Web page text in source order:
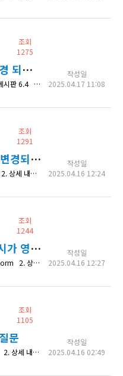
조회
1275
갑자기 게시판이 영문으로 변경 되었어요
1. 정확한 제품 또는 플러그인 이름 Kboard 게시판 6.4 2. 상세 내용 한글표기로 잘 운영되던 kBoard 게시판이 영문으로 변경되었어요. 워드프레스는 이미 한글로 설정되어 있습니다. 어떤 해결책이 있을까요? 게시판 버젼이 6.4에서 6.6으로 변경 가능하던데요... 변경하면 해결 될까요? 변경해야 한다면, "6.6 설치 / 스킨 유지하고 6.6 설치" 두가지가 있던데, 어떤 것으로 선택해야 할까요?
작성일
2025.04.17 11:08
조회
1291
ask-one Kboard 영문으로 변경되었는데, 한글로 바꿀수 있을까요?
1. 정확한 제품 또는 플러그인 이름 ask-one 2. 상세 내용 https://imgur.com/a/mEnXssZ 한글로 변경하고 싶습니다 가능할까요? 3. 확인 가능한 상세 페이지 주소 https://whalemall.kr/counseling/ 4. 수정한 코드 내역 (있다면)
작성일
2025.04.16 12:24
조회
1244
contact-form 성공완료 표시가 영문으로 나오는데 한글로 변경할 수 있을까요?
1. 정확한 제품 또는 플러그인 이름 contact-form 2. 상세 내용 https://imgur.com/a/ij2lOxw 컨텐트폼으로 완료후 영문으로 나오는데 한글로 변경할 수 있을까요? 3. 확인 가능한 상세 페이지 주소 https://whalemall.kr/%eb%ac%b8%ec%9d%98%ed%95%98%ea%b8%b0/request/websiterequest/?mod=editor&exec
작성일
2025.04.16 12:27
조회
1105
문
1. 정확한 제품 또는 플러그인 이름 카드 갤러 2. 상세 내용 카테고리를 [전체] [기도편지] [홍보]로 만들었습니다. 카테고리 기도편지를 선택하고 저장하면 "기도편지 기도편지" 두번 나옵니다. 해결 방법이 있을까요? 3. 확인 가능한 상세 페이지 주소 https://missionrules.com/card-news/ 4. 수정한 코드 내역 (있다면)
작성일
2025.04.16 02:49